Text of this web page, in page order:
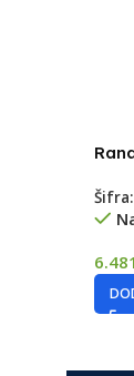
Šifra: